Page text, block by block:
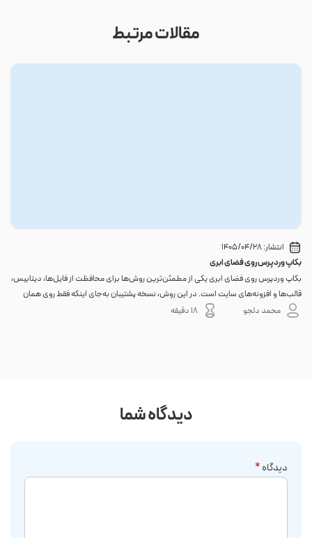
مقالات مرتبط
انتشار:1405/04/28
بکاپ وردپرس روی فضای ابری
بکاپ وردپرس روی فضای ابری یکی از مطمئن‌ترین روش‌ها برای محافظت از فایل‌ها، دیتابیس،
قالب‌ها و افزونه‌های سایت است. در این روش، نسخه پشتیبان به‌جای اینکه فقط روی همان
هاست اصلی باقی بماند، به یک فضای جداگانه منتقل می‌شود؛ بنابراین خرابی سرور، هک
محمد دلجو 18 دقیقه
دیدگاه شما
دیدگاه*